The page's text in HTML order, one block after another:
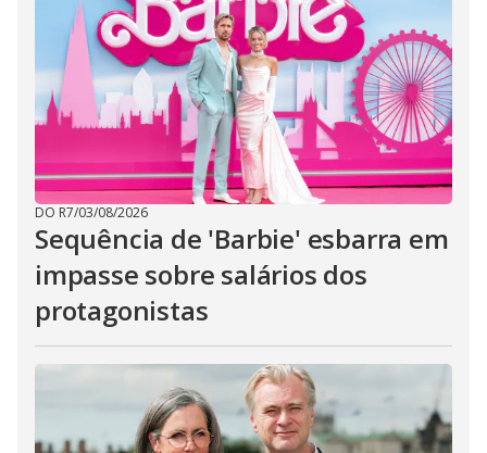
DO R7/03/08/2026
Sequência de 'Barbie' esbarra em
impasse sobre salários dos
protagonistas